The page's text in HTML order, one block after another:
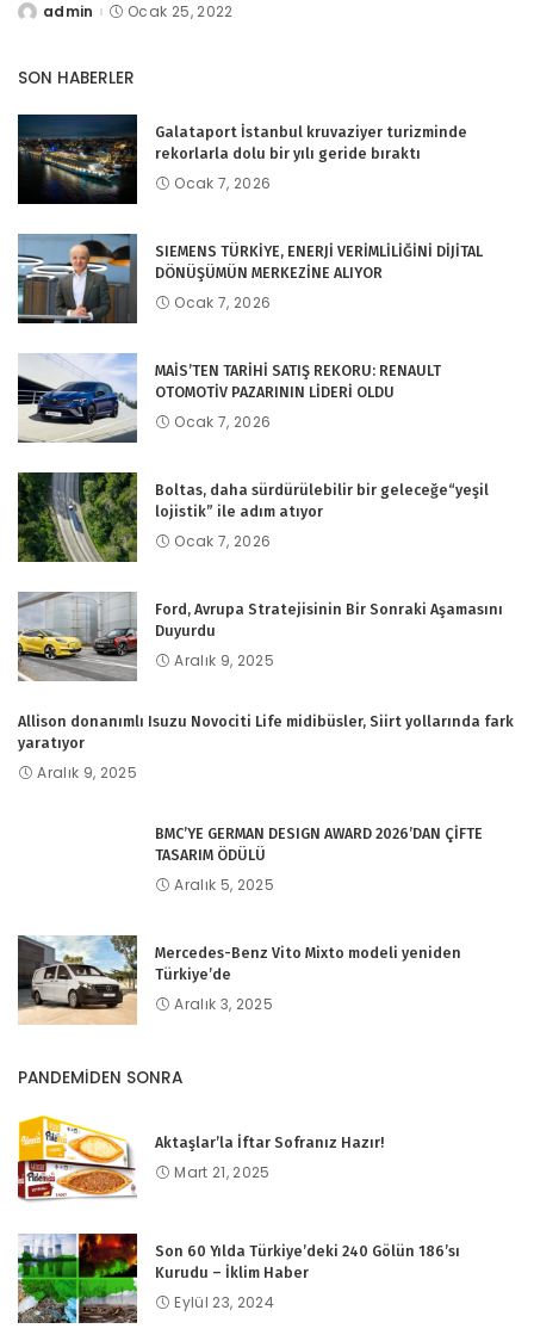
tarafından
admin Ocak 25, 2022
SON HABERLER
Galataport İstanbul kruvaziyer turizminde
rekorlarla dolu bir yılı geride bıraktı
Ocak 7, 2026
SIEMENS TÜRKİYE, ENERJİ VERİMLİLİĞİNİ DİJİTAL
DÖNÜŞÜMÜN MERKEZİNE ALIYOR
Ocak 7, 2026
MAİS’TEN TARİHİ SATIŞ REKORU: RENAULT
OTOMOTİV PAZARININ LİDERİ OLDU
Ocak 7, 2026
Boltas, daha sürdürülebilir bir geleceğe“yeşil
lojistik” ile adım atıyor
Ocak 7, 2026
Ford, Avrupa Stratejisinin Bir Sonraki Aşamasını
Duyurdu
Aralık 9, 2025
Allison donanımlı Isuzu Novociti Life midibüsler, Siirt yollarında fark
yaratıyor
Aralık 9, 2025
BMC’YE GERMAN DESIGN AWARD 2026’DAN ÇİFTE
TASARIM ÖDÜLÜ
Aralık 5, 2025
Mercedes-Benz Vito Mixto modeli yeniden
Türkiye’de
Aralık 3, 2025
PANDEMİDEN SONRA
Aktaşlar’la İftar Sofranız Hazır!
Mart 21, 2025
Son 60 Yılda Türkiye’deki 240 Gölün 186’sı
Kurudu – İklim Haber
Eylül 23, 2024